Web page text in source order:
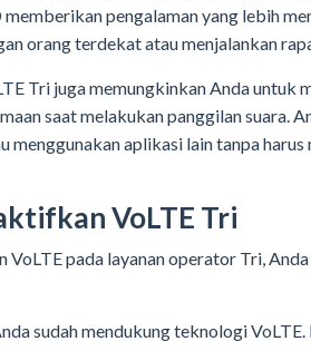
pengalaman yang lebih
orang terdekat atau menjalankan
Tri juga memungkinkan Anda untuk
saat melakukan panggilan suara.
menggunakan aplikasi lain tanpa
VoLTE Tri
pada layanan operator Tri,
sudah mendukung teknologi